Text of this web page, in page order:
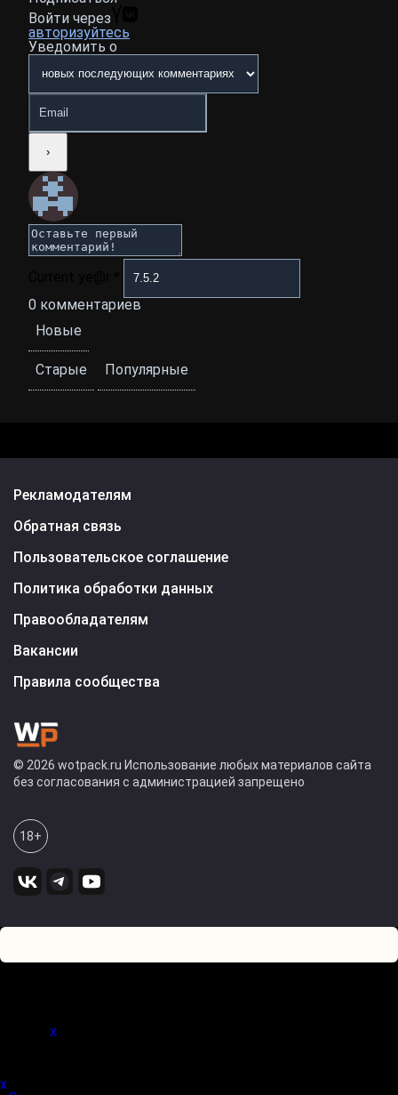
Войти через
авторизуйтесь
Уведомить о
0 комментариев
Новые
Старые Популярные
Рекламодателям
Обратная связь
Пользовательское соглашение
Политика обработки данных
Правообладателям
Вакансии
Правила сообщества
© 2026 wotpack.ru Использование любых материалов сайта
без согласования с администрацией запрещено
18+
x
x